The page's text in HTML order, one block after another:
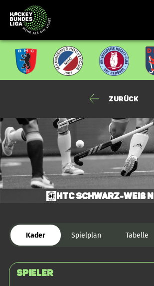
Zurück
HTC Schwarz-Weiß
Kader Spielplan Tabelle
Spieler